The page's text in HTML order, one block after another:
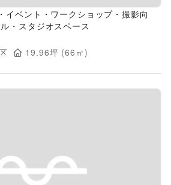
イベント・ワークショップ・撮影向
・スタジオスペース
19.96坪 (66 ㎡)